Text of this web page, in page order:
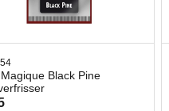
Black Pine